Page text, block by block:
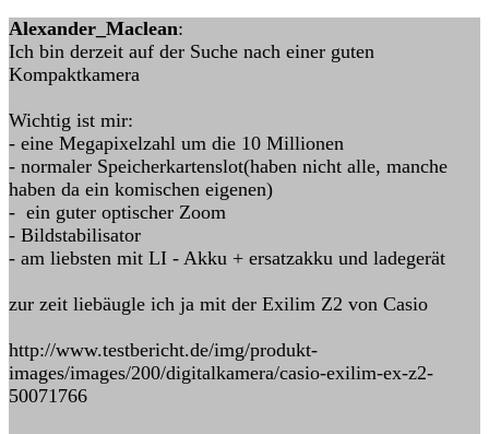
Alexander_Maclean:
Ich bin derzeit auf der Suche nach einer guten
Kompaktkamera
Wichtig ist mir:
- eine Megapixelzahl um die 10 Millionen
- normaler Speicherkartenslot(haben nicht alle, manche
haben da ein komischen eigenen)
- ein guter optischer Zoom
- Bildstabilisator
- am liebsten mit LI - Akku + ersatzakku und ladegerät
zur zeit liebäugle ich ja mit der Exilim Z2 von Casio
http://www.testbericht.de/img/produkt-
images/images/200/digitalkamera/casio-exilim-ex-z2-
50071766